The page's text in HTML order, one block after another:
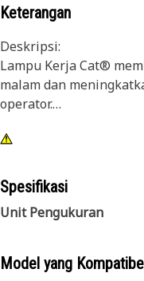
Keterangan
Deskripsi:
Lampu Kerja Cat®
malam dan
operator.
Atribut:
getaran yang tinggi
kecil
2) Lampu Cat dapat
lama
Spesifikasi
Unit Pengukuran
Model yang